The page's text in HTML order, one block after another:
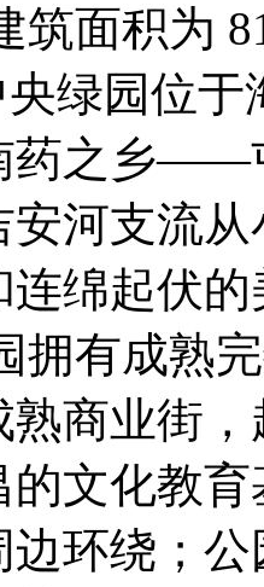
筑面积为
央绿园位
药之乡——
安河支流
连绵起伏
拥有成熟
熟商业街
的文化教
边环绕；